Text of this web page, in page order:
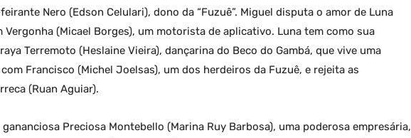
Nero (Edson Celulari), dono da “Fuzuê”. Miguel disputa o amor de Luna
Vergonha (Micael Borges), um motorista de aplicativo. Luna tem como sua
Terremoto (Heslaine Vieira), dançarina do Beco do Gambá, que vive uma
Francisco (Michel Joelsas), um dos herdeiros da Fuzuê, e rejeita as
(Ruan Aguiar).
Preciosa Montebello (Marina Ruy Barbosa), uma poderosa empresária,